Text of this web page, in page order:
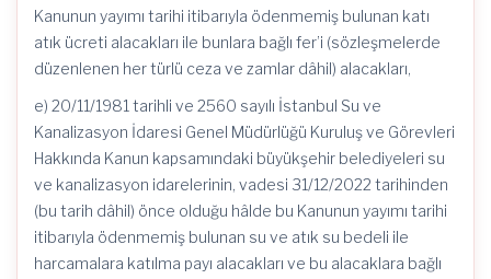
Kanunun yayımı tarihi itibarıyla ödenmemiş bulunan katı
atık ücreti alacakları ile bunlara bağlı fer’i (sözleşmelerde
düzenlenen her türlü ceza ve zamlar dâhil) alacakları,
e) 20/11/1981 tarihli ve 2560 sayılı İstanbul Su ve
Kanalizasyon İdaresi Genel Müdürlüğü Kuruluş ve Görevleri
Hakkında Kanun kapsamındaki büyükşehir belediyeleri su
ve kanalizasyon idarelerinin, vadesi 31/12/2022 tarihinden
(bu tarih dâhil) önce olduğu hâlde bu Kanunun yayımı tarihi
itibarıyla ödenmemiş bulunan su ve atık su bedeli ile
harcamalara katılma payı alacakları ve bu alacaklara bağlı